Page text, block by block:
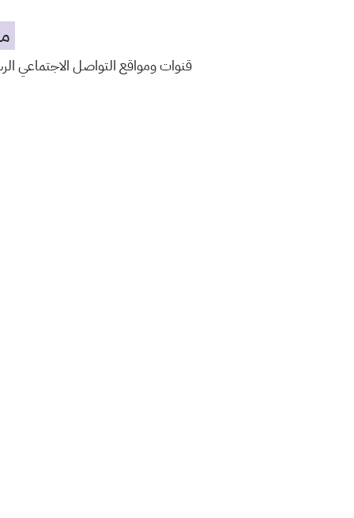
قنوات ومواقع التواصل الاجتماعي